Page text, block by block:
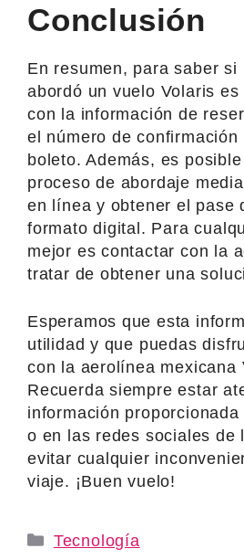
Conclusión
En resumen, para saber si
abordó un vuelo Volaris
con la información de
el número de confirmación
boleto. Además, es
proceso de abordaje
en línea y obtener el pase
formato digital. Para
mejor es contactar con la
tratar de obtener una
Esperamos que esta
utilidad y que puedas
con la aerolínea mexicana
Recuerda siempre estar
información
o en las redes sociales de
evitar cualquier
viaje. ¡Buen vuelo!
Categories
Tecnología